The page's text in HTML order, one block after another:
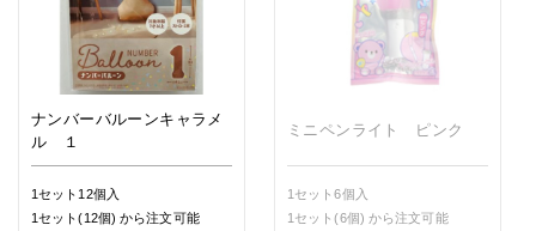
ナンバーバルーンキャラメ
ル １
1セット12個入
1セット(12個)から注文可能
ミニペンライト ピンク
1セット6個入
1セット(6個) から注文可能